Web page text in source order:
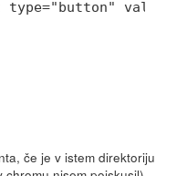
če je v istem direktoriju